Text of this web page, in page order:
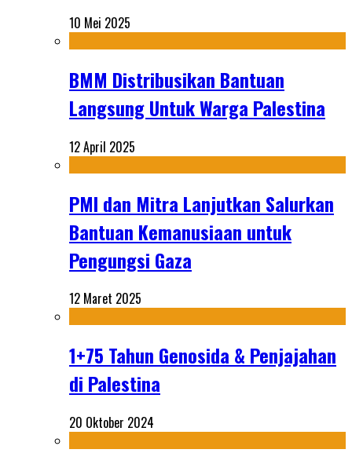
10 Mei 2025
BMM Distribusikan Bantuan
Langsung Untuk Warga Palestina
12 April 2025
PMI dan Mitra Lanjutkan Salurkan
Bantuan Kemanusiaan untuk
Pengungsi Gaza
12 Maret 2025
1+75 Tahun Genosida & Penjajahan
di Palestina
20 Oktober 2024